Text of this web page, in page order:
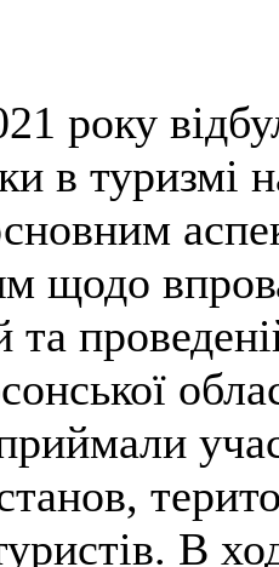
року
в туризмі
щодо
та
В